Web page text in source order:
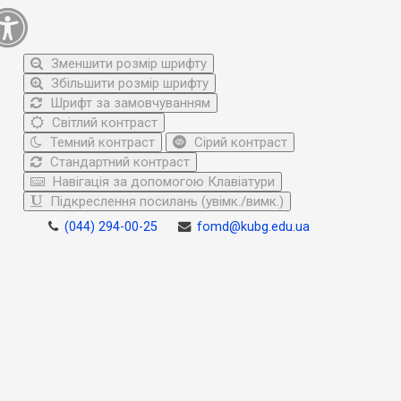
Зменшити розмір шрифту
Збільшити розмір шрифту
Шрифт за замовчуванням
Світлий контраст
Темний контраст
Сірий контраст
Стандартний контраст
Навігація за допомогою Клавіатури
Підкреслення посилань (увімк./вимк.)
(044) 294-00-25 fomd@kubg.edu.ua